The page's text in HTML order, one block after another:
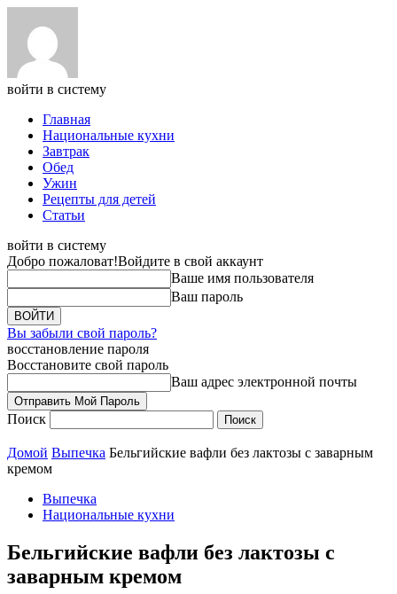
войти в систему
Главная
Национальные кухни
Завтрак
Обед
Ужин
Рецепты для детей
Статьи
войти в систему
Добро пожаловат!Войдите в свой аккаунт
Ваше имя пользователя
Ваш пароль
Вы забыли свой пароль?
восстановление пароля
Восстановите свой пароль
Ваш адрес электронной почты
Поиск
Домой Выпечка Бельгийские вафли без лактозы с заварным
кремом
Выпечка
Национальные кухни
Бельгийские вафли без лактозы с
заварным кремом